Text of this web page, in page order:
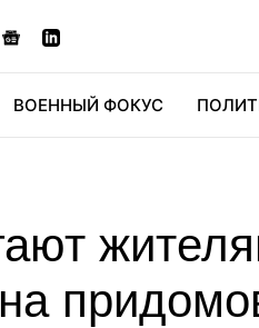
ВОЕННЫЙ ФОКУС
на